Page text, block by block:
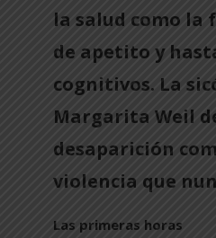
la salud como la
de apetito y
cognitivos. La
Margarita Weil
desaparición
violencia que
Las primeras horas